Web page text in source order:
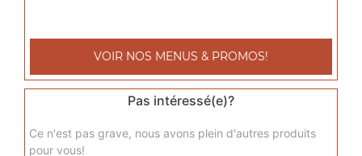
Nos Tacos
VOIR NOS MENUS & PROMOS!
Pas intéressé(e)?
Ce n'est pas grave, nous avons plein d'autres produits
pour vous!